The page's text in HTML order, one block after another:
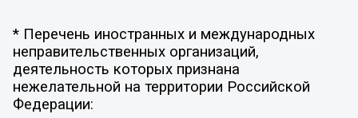
* Перечень иностранных и международных
неправительственных организаций,
деятельность которых признана
нежелательной на территории Российской
Федерации: